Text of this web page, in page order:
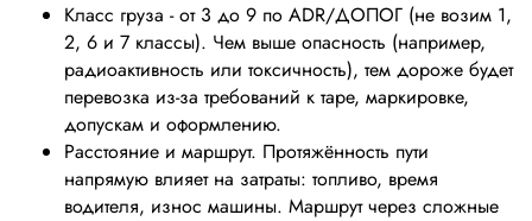
Класс груза - от 3 до 9 по ADR/ДОПОГ (не возим 1,
2, 6 и 7 классы). Чем выше опасность (например,
радиоактивность или токсичность), тем дороже будет
перевозка из‑за требований к таре, маркировке,
допускам и оформлению.
Расстояние и маршрут. Протяжённость пути
напрямую влияет на затраты: топливо, время
водителя, износ машины. Маршрут через сложные